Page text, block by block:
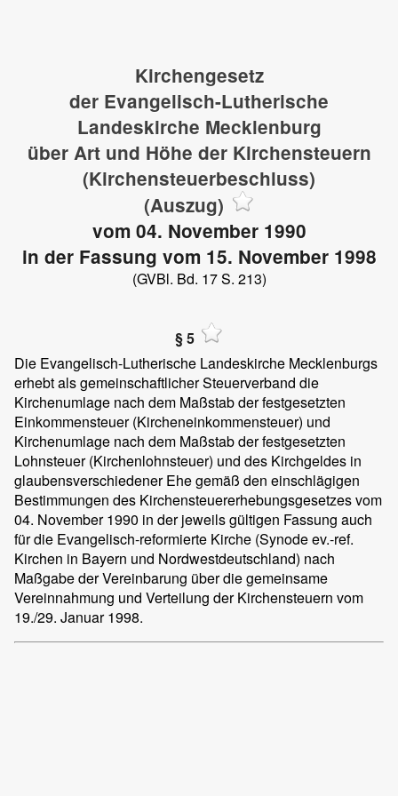
Kirchengesetz
der Evangelisch-Lutherische
Landeskirche Mecklenburg
über Art und Höhe der Kirchensteuern
(Kirchensteuerbeschluss)
(Auszug)
vom 04. November 1990
in der Fassung vom 15. November 1998
(GVBl. Bd. 17 S. 213)
§ 5
Die Evangelisch-Lutherische Landeskirche Mecklenburgs
erhebt als gemeinschaftlicher Steuerverband die
Kirchenumlage nach dem Maßstab der festgesetzten
Einkommensteuer (Kircheneinkommensteuer) und
Kirchenumlage nach dem Maßstab der festgesetzten
Lohnsteuer (Kirchenlohnsteuer) und des Kirchgeldes in
glaubensverschiedener Ehe gemäß den einschlägigen
Bestimmungen des Kirchensteuererhebungsgesetzes vom
04. November 1990 in der jeweils gültigen Fassung auch
für die Evangelisch-reformierte Kirche (Synode ev.-ref.
Kirchen in Bayern und Nordwestdeutschland) nach
Maßgabe der Vereinbarung über die gemeinsame
Vereinnahmung und Verteilung der Kirchensteuern vom
19./29. Januar 1998.